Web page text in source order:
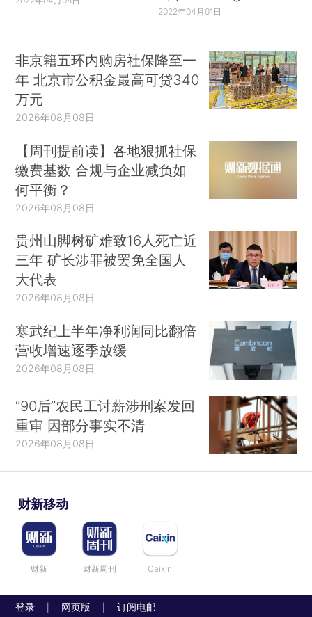
2022年04月01日
非京籍五环内购房社保降至一
年 北京市公积金最高可贷340
万元
2026年08月08日
【周刊提前读】各地狠抓社保
缴费基数 合规与企业减负如
何平衡？
2026年08月08日
贵州山脚树矿难致16人死亡近
三年 矿长涉罪被罢免全国人
大代表
2026年08月08日
寒武纪上半年净利润同比翻倍
营收增速逐季放缓
2026年08月08日
“90后”农民工讨薪涉刑案发回
重审 因部分事实不清
2026年08月08日
财新移动
财新 财新周刊 Caixin
登录 网页版 订阅电邮